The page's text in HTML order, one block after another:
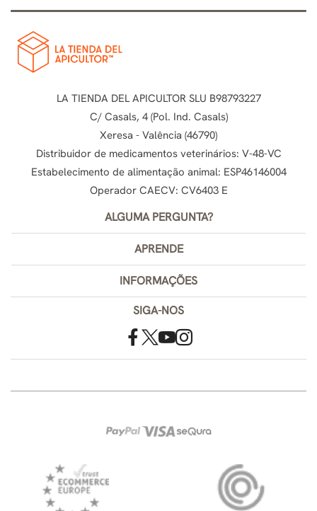
LA TIENDA DEL APICULTOR SLU B98793227
C/ Casals, 4 (Pol. Ind. Casals)
Xeresa - Valência (46790)
Distribuidor de medicamentos veterinários: V-48-VC
Estabelecimento de alimentação animal: ESP46146004
Operador CAECV: CV6403 E
ALGUMA PERGUNTA?
APRENDE
INFORMAÇÕES
SIGA-NOS